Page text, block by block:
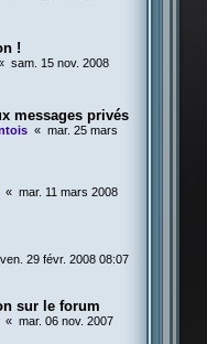
!
sam. 15 nov. 2008
messages privés
« mar. 25 mars
« mar. 11 mars 2008
ven. 29 févr. 2008 08:07
sur le forum
« mar. 06 nov. 2007